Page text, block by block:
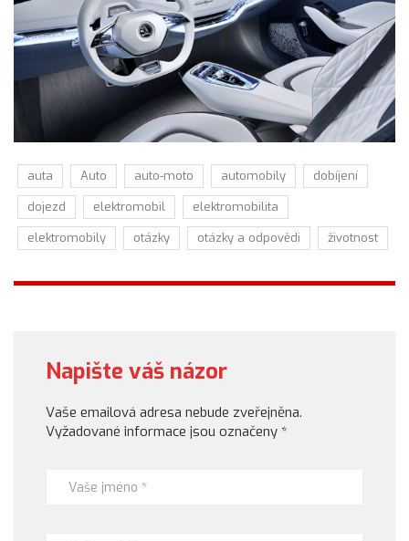
auta Auto auto-moto automobily
dobíjení
dojezd
elektromobil
elektromobilita
elektromobily
otázky otázky a odpovědi životnost
Napište váš názor
Vaše emailová adresa nebude zveřejněna.
Vyžadované informace jsou označeny *